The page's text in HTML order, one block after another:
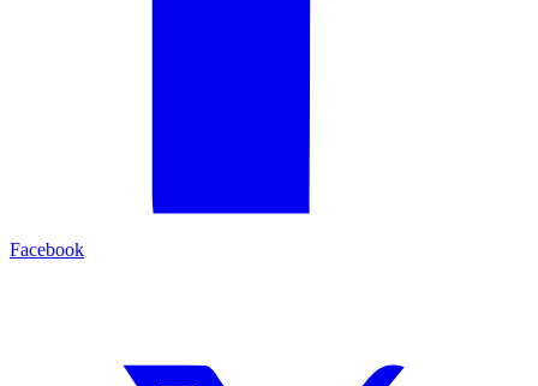
Facebook